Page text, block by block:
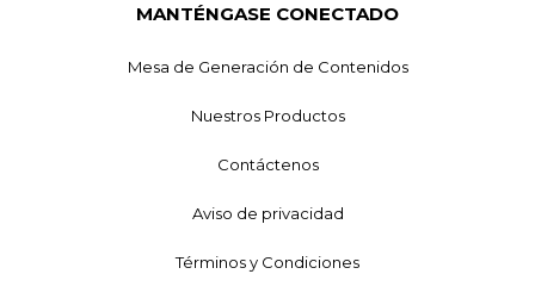
MANTÉNGASE CONECTADO
Mesa de Generación de Contenidos
Nuestros Productos
Contáctenos
Aviso de privacidad
Términos y Condiciones